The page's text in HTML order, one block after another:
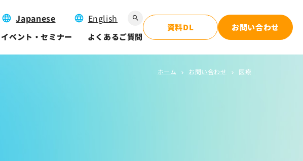
Japanese English search
イベント・セミナー よくあるご質問
資料DL お問い合わせ
ホーム chevron_right お問い合わせ chevron_right 医療